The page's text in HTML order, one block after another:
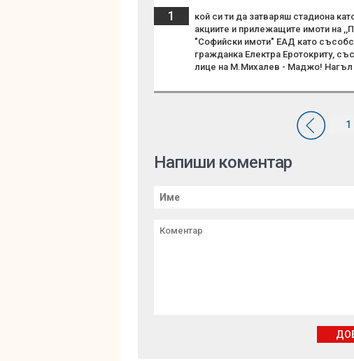
1
кой си ти да затваряш стадиона
акциите и прилежащите имоти на
"Софийски имоти" ЕАД като
гражданка Електра Еротокриту,
лице на М.Михалев - Mаджо!
Напиши коментар